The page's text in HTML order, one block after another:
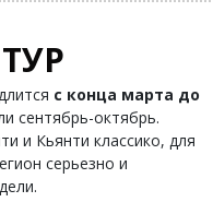
с конца марта до
сентябрь-октябрь.
и Кьянти классико, для
серьезно и